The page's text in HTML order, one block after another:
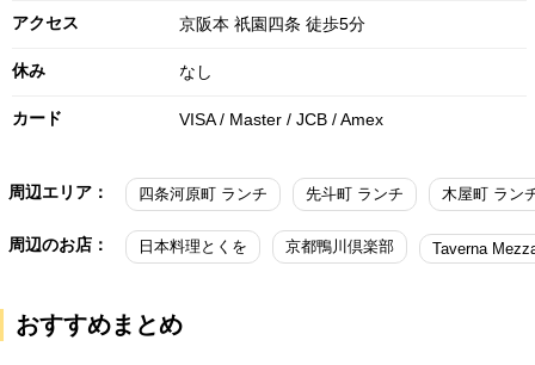
アクセス 京阪本 祇園四条 徒歩5分
休み なし
カード VISA / Master / JCB / Amex
周辺エリア： 四条河原町 ランチ 先斗町 ランチ 木屋町 ラン
周辺のお店： 日本料理とくを 京都鴨川倶楽部 Taverna
おすすめまとめ